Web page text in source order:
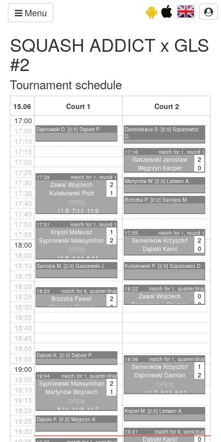
Menu
SQUASH ADDICT x GLS
#2
Tournament schedule
15.06 Court 1 Court 2
17:28 match for 1, round 1
Zawal Wojciech
2
Kułakowski Piotr
1
OPEN
11:9 7:11 11:9
17:51 match for 1, round 1
Krężel Mateusz
1
Sypniewski Maksymilian
2
OPEN
11:5 4:11 6:11
19:04 match for 1, quarter-final
Sypniewski Maksymilian
2
Martynów Wojciech
1
OPEN
8:11 11:8 11:7
18:23 match for 9, quarter-final
Brzózka Paweł
2
Węgrzyn Kacper
0
11:5 11:9
Dąbrowski D. [2:0] Dąbski P.
Sanojca M. [2:0] Gaszewski J.
Dąbski P. [0:2] Węgrzyn K.
Dąbski K. [2:0] Dąbski P.
18:56 match for 1, quarter-final
Semenków Krzysztof
1
Dąbrowski Damian
2
OPEN
11:7 4:11 6:11
17:55 match for 1, round 1
Semenków Krzysztof
2
Dąbski Karol
0
OPEN
11:6 11:6
17:16 match for 1, round 1
Gaszewski Jarosław
2
Węgrzyn Kacper
0
OPEN
11:8 11:7
19:31 match for 9, semi-final
Dąbski Karol
0
18:22 match for 1, quarter-final
Zawal Wojciech
0
Damoiseaux Szymon
2
OPEN
4:11 6:11
Brzózka P. [0:2] Sanojca M.
Damoiseaux S. [2:0] Szpatowicz
D.
Kułakowski P. [2:0] Szpatowicz D.
Martynów W. [2:0] Listwan A.
Krężel M. [2:0] Listwan A.
17:00
17:05
17:10
17:15
17:20
17:25
17:30
17:35
17:40
17:45
17:50
17:55
18:00
18:05
18:10
18:15
18:20
18:25
18:30
18:35
18:40
18:45
18:50
18:55
19:00
19:05
19:10
19:15
19:20
19:25
19:30